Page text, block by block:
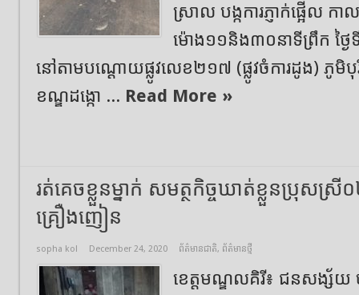
ស្រាល​ បង្កការភ្ញាក់ផ្អេីល កា
ម៉ោង១១និង៣០នាទីព្រឹក​ ថ្ងៃ
នៅតាមបណ្ដោយផ្លូវលេខ២១៧ (ផ្លូវចំការដូង)​ ភូមិបុ
ខណ្ឌដង្កោ​ ... Read More »
រត់គេចខ្លួនម្នាក់ សមត្ថកិច្ចឃាត់ខ្លួនប្រុសស្
គ្រឿងញៀន
sopha kol December 24, 2020 ព័ត៌មានជាតិ, ព័ត៌មានថ្មី
ខេត្តមណ្ឌលគិរី៖ ជនសង្ស័យ